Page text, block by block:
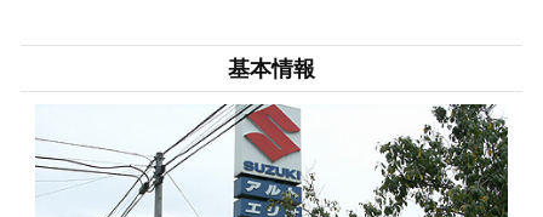
基本情報